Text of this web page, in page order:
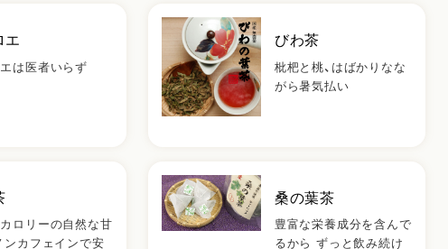
エ
は医者いらず
びわ茶
枇杷と桃、はばかりなな
がら暑気払い
ロリーの自然な甘
ンカフェインで安
桑の葉茶
豊富な栄養成分を含んで
るから ずっと飲み続け